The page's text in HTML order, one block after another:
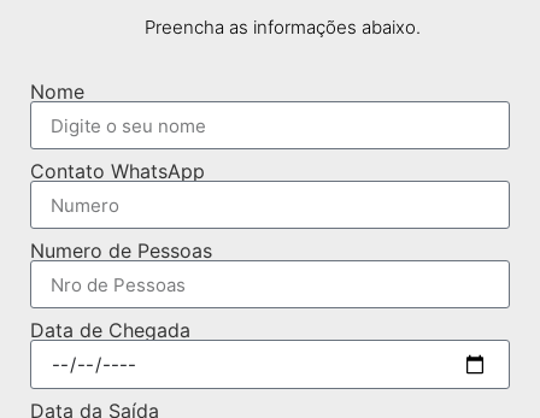
Preencha as informações abaixo.
Nome
Contato WhatsApp
Numero de Pessoas
Data de Chegada
Data da Saída